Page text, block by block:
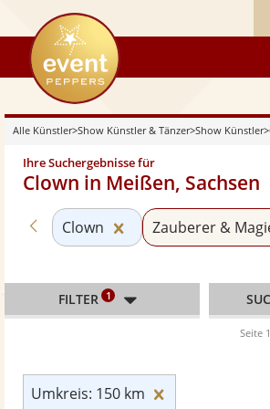
eventpeppers
Alle Künstler>Show Künstler & Tänzer>Show Künstler>
Ihre Suchergebnisse für
Clown in Meißen, Sachsen
Zurück zu «Show Künstler»
Clown Kategorie «Clown»
Zauberer &
Umkreis: 150 km
FILTER 1
Seite